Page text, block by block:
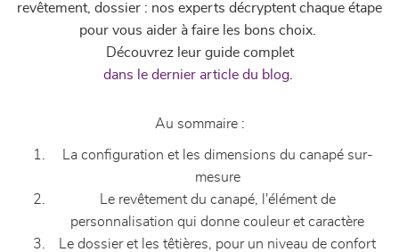
revêtement, dossier : nos experts décryptent chaque étape
pour vous aider à faire les bons choix.
Découvrez leur guide complet
dans le dernier article du blog.
Au sommaire :
La configuration et les dimensions du canapé sur-
mesure
Le revêtement du canapé, l'élément de
personnalisation qui donne couleur et caractère
Le dossier et les têtières, pour un niveau de confort